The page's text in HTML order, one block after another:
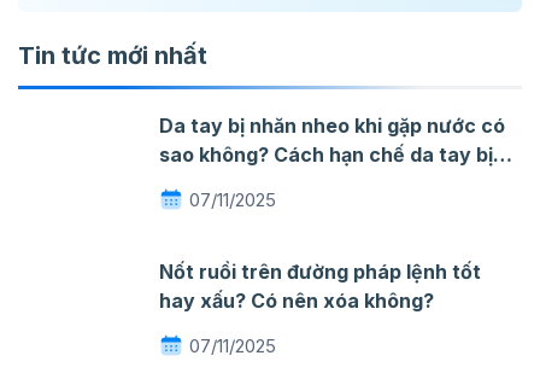
Tin tức mới nhất
Da tay bị nhăn nheo khi gặp nước có
sao không? Cách hạn chế da tay bị
nhăn khi gặp nước
07/11/2025
Nốt ruồi trên đường pháp lệnh tốt
hay xấu? Có nên xóa không?
07/11/2025